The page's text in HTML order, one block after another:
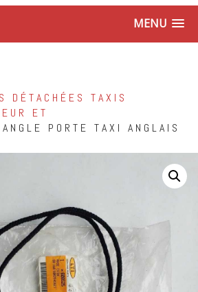
MENU
DÉTACHÉES TAXIS
ET
PORTE TAXI ANGLAIS